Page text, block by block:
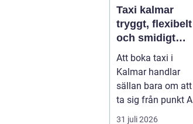
Taxi kalmar
tryggt, flexibelt
och smidigt
genom hela
resan
Att boka taxi i
Kalmar handlar
sällan bara om att
ta sig från punkt A
till punkt B. För
31 juli 2026